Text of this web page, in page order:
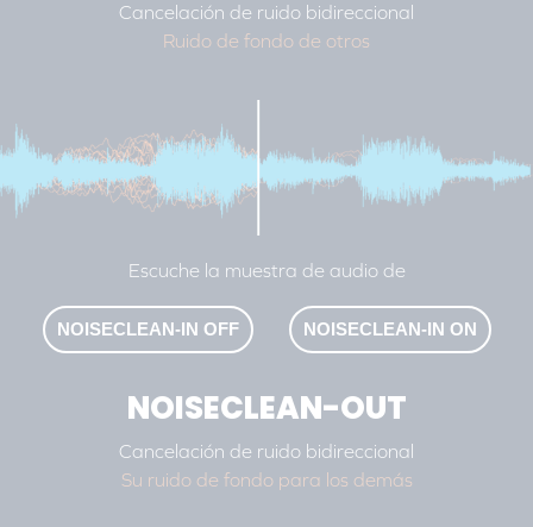
Cancelación de ruido bidireccional
Ruido de fondo de otros
Escuche la muestra de audio de
NOISECLEAN-IN OFF NOISECLEAN-IN ON
NOISECLEAN-OUT
Cancelación de ruido bidireccional
Su ruido de fondo para los demás